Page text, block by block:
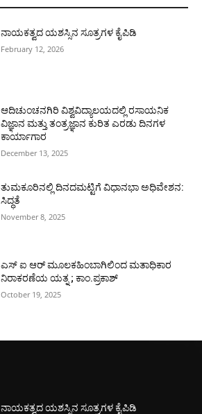
ನಾಯಕತ್ವದ ಯಶಸ್ಸಿನ ಸೂತ್ರಗಳ ಕೈಪಿಡಿ
February 12, 2026
ಆದಿಚುಂಚನಗಿರಿ ವಿಶ್ವವಿದ್ಯಾಲಯದಲ್ಲಿ ರಸಾಯನಿಕ
ವಿಜ್ಞಾನ ಮತ್ತು ತಂತ್ರಜ್ಞಾನ ಕುರಿತ ಎರಡು ದಿನಗಳ
ಕಾರ್ಯಾಗಾರ
December 13, 2025
ತುಮಕೂರಿನಲ್ಲಿ ದಿನದಮಟ್ಟಿಗೆ ವಿಧಾನಭಾ ಅಧಿವೇಶನ:
ಸಿದ್ಧತೆ
November 8, 2025
ಎಸ್ ಐ ಆರ್ ಮೂಲಕಹಿಂಬಾಗಿಲಿಂದ ಮತಾಧಿಕಾರ
ನಿರಾಕರಣೆಯ ಯತ್ನ ; ಕಾಂ.ಪ್ರಕಾಶ್
October 19, 2025
ನಾಯಕತ್ವದ ಯಶಸ್ಸಿನ ಸೂತ್ರಗಳ ಕೈಪಿಡಿ